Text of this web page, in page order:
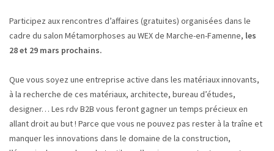
Participez aux rencontres d’affaires (gratuites) organisées dans le
cadre du salon Métamorphoses au WEX de Marche-en-Famenne, les
28 et 29 mars prochains.
Que vous soyez une entreprise active dans les matériaux innovants,
à la recherche de ces matériaux, architecte, bureau d’études,
designer… Les rdv B2B vous feront gagner un temps précieux en
allant droit au but ! Parce que vous ne pouvez pas rester à la traîne et
manquer les innovations dans le domaine de la construction,